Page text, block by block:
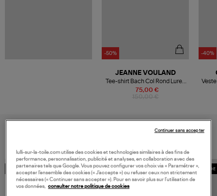
-50%
75,00 €
JEANNE VOULAND
Tee-shirt Bach Col Rond Lurex
Noir
-40%
MADE IN EUROPE MADE IN EUROPE
lulli-sur-la-toile.com utilise des cookies et technologies similaires à des fins de
performance, personnalisation, publicité et analyses, en collaboration avec des
partenaires tels que Google. Vous pouvez configurer vos choix via « Paramétrer »,
accepter l’ensemble des cookies (« J’accepte ») ou refuser ceux non strictement
nécessaires (« Continuer sans accepter »). Pour en savoir plus sur l’utilisation de
vos données,
consulter notre politique de cookies
Continuer sans accepter